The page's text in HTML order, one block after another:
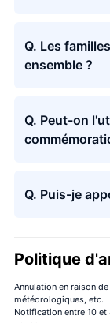
Q. Les
ensemble ?
Q. Peut-on
Q. Puis-je
Politique
Annulation en raison
météorologiques, etc.
Notification entre 10 et